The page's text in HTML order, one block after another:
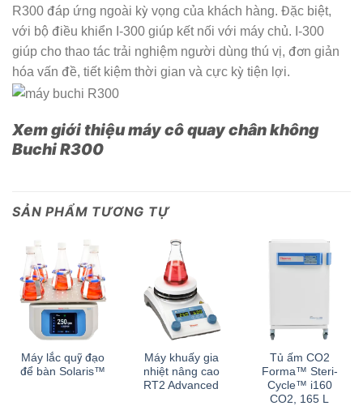
R300 đáp ứng ngoài kỳ vọng của khách hàng. Đặc biệt,
với bộ điều khiển I-300 giúp kết nối với máy chủ. I-300
giúp cho thao tác trải nghiệm người dùng thú vị, đơn giản
hóa vấn đề, tiết kiệm thời gian và cực kỳ tiện lợi.
Xem giới thiệu máy cô quay chân không
Buchi R300
SẢN PHẨM TƯƠNG TỰ
Máy lắc quỹ đạo
để bàn Solaris™
Máy khuấy gia
nhiệt nâng cao
RT2 Advanced
Tủ ấm CO2
Forma™ Steri-
Cycle™ i160
CO2, 165 L